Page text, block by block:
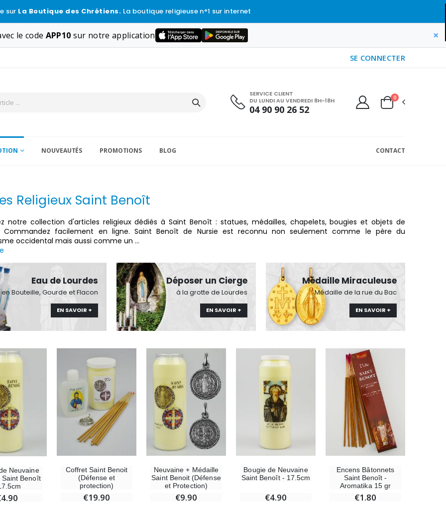
sur La Boutique des Chrétiens. La boutique religieuse n°1 sur internet
le code APP10 sur notre application ×
SE CONNECTER
SERVICE CLIENT
DU LUNDI AU VENDREDI 8H-18H
04 90 90 26 52
0
NOUVEAUTÉS PROMOTIONS BLOG CONTACT
Religieux Saint Benoît
notre collection d'articles religieux dédiés à Saint Benoît : statues, médailles, chapelets, bougies et objets de
Commandez facilement en ligne. Saint Benoît de Nursie est reconnu non seulement comme le père du
occidental mais aussi comme un ...
Eau de Lourdes
en Bouteille, Gourde et Flacon
EN SAVOIR +
Déposer un Cierge
à la grotte de Lourdes
EN SAVOIR +
Médaille Miraculeuse
Médaille de la rue du Bac
EN SAVOIR +
Neuvaine
Saint Benoît
Coffret Saint Benoit
(Défense et
protection)
€19.90
Neuvaine + Médaille
Saint Benoit (Défense
et Protection)
€9.90
Bougie de Neuvaine
Saint Benoît - 17.5cm
€4.90
Encens Bâtonnets
Saint Benoît -
Aromatika 15 gr
€1.80
€6.00
-10%
Une bougie 150 gr et votre Prière déposées à Lourdes
€10.00 €7.00
€6.00
-10%